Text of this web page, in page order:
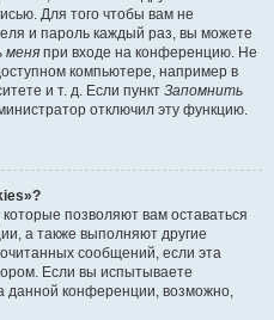
Для того чтобы вам не
и пароль каждый раз, вы можете
меня при входе на конференцию. Не
компьютере, например в
и т. д. Если пункт Запомнить
отключил эту функцию.
позволяют вам оставаться
а также выполняют другие
сообщений, если эта
Если вы испытываете
данной конференции, возможно,